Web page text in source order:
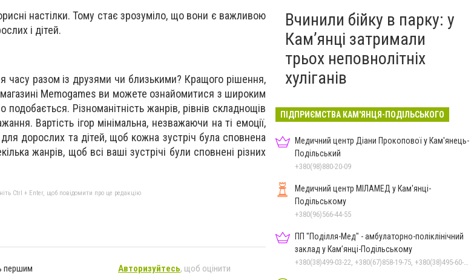
настілки. Тому стає зрозуміло, що вони є важливою
і дітей.
часу разом із друзями чи близькими? Кращого рішення,
магазині Memogames ви можете ознайомитися з широким
Різноманітність жанрів, рівнів складнощів
Вартість ігор мінімальна, незважаючи на ті емоції,
дорослих та дітей, щоб кожна зустріч була сповнена
жанрів, щоб всі ваші зустрічі були сповнені різних
Ctrl + Enter, щоб повідомити про це редакцію
першим Авторизуйтесь, щоб оцінити
Вчинили бійку в парку: у
Кам’янці затримали
трьох неповнолітніх
хуліганів
ПІДПРИЄМСТВА КАМ'ЯНЦЯ-ПОДІЛЬСЬКОГО
Медичний центр Діани Прокопової у Кам'янець-
Подільський
+380(98)880-20-09
Медичний центр МІЛАМЕД у Кам'янці-
Подільському
+380(96)566-44-55
ПП "Поділля-Мед" - амбулаторно-поліклінічний
заклад у Кам’янці-Подільському
+380(38)499-03-22, +380(67)858-19-75, +380(38)495-60-27